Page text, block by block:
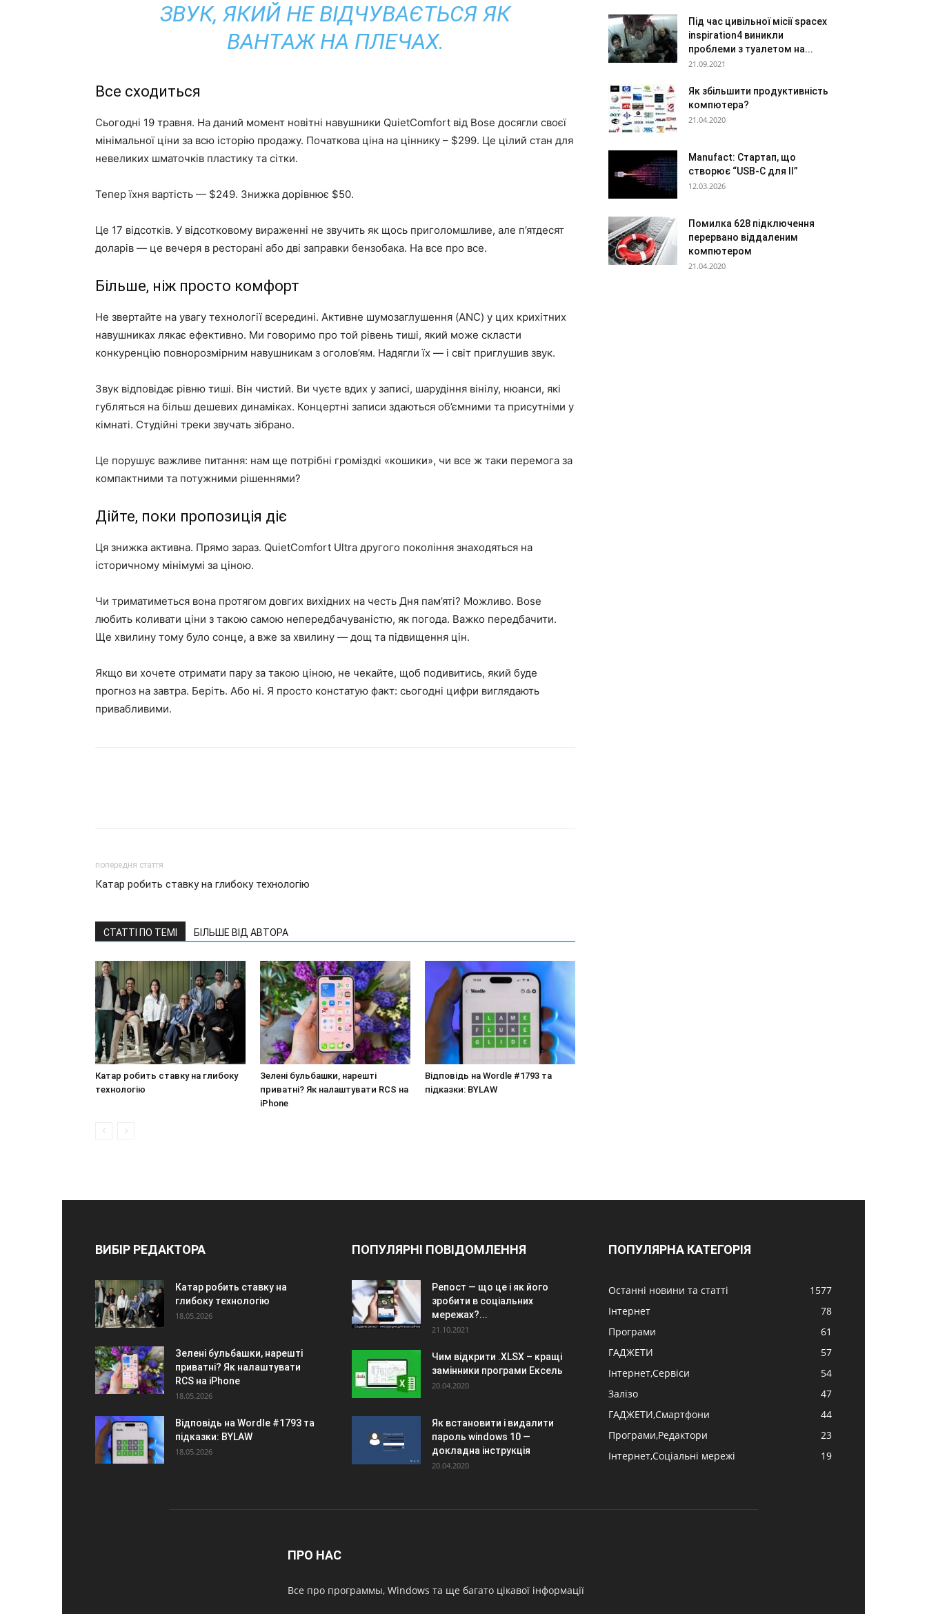
ЗВУК, ЯКИЙ НЕ ВІДЧУВАЄТЬСЯ ЯК
ВАНТАЖ НА ПЛЕЧАХ.
Все сходиться
Сьогодні 19 травня. На даний момент новітні навушники QuietComfort від Bose досягли своєї
мінімальної ціни за всю історію продажу. Початкова ціна на ціннику – $299. Це цілий стан для
невеликих шматочків пластику та сітки.
Тепер їхня вартість — $249. Знижка дорівнює $50.
Це 17 відсотків. У відсотковому вираженні не звучить як щось приголомшливе, але п’ятдесят
доларів — це вечеря в ресторані або дві заправки бензобака. На все про все.
Більше, ніж просто комфорт
Не звертайте на увагу технології всередині. Активне шумозаглушення (ANC) у цих крихітних
навушниках лякає ефективно. Ми говоримо про той рівень тиші, який може скласти
конкуренцію повнорозмірним навушникам з оголов’ям. Надягли їх — і світ приглушив звук.
Звук відповідає рівню тиші. Він чистий. Ви чуєте вдих у записі, шарудіння вінілу, нюанси, які
губляться на більш дешевих динаміках. Концертні записи здаються об’ємними та присутніми у
кімнаті. Студійні треки звучать зібрано.
Це порушує важливе питання: нам ще потрібні громіздкі «кошики», чи все ж таки перемога за
компактними та потужними рішеннями?
Дійте, поки пропозиція діє
Ця знижка активна. Прямо зараз. QuietComfort Ultra другого покоління знаходяться на
історичному мінімумі за ціною.
Чи триматиметься вона протягом довгих вихідних на честь Дня пам’яті? Можливо. Bose
любить коливати ціни з такою самою непередбачуваністю, як погода. Важко передбачити.
Ще хвилину тому було сонце, а вже за хвилину — дощ та підвищення цін.
Якщо ви хочете отримати пару за такою ціною, не чекайте, щоб подивитись, який буде
прогноз на завтра. Беріть. Або ні. Я просто констатую факт: сьогодні цифри виглядають
привабливими.
попередня стаття
Катар робить ставку на глибоку технологію
СТАТТІ ПО ТЕМІ БІЛЬШЕ ВІД АВТОРА
Катар робить ставку на глибоку
технологію
Зелені бульбашки, нарешті
приватні? Як налаштувати RCS на
iPhone
Відповідь на Wordle #1793 та
підказки: BYLAW
Під час цивільної місії spacex
inspiration4 виникли
проблеми з туалетом на...
21.09.2021
Як збільшити продуктивність
компютера?
21.04.2020
Manufact: Стартап, що
створює “USB-C для ІІ”
12.03.2026
Помилка 628 підключення
перервано віддаленим
компютером
21.04.2020
ВИБІР РЕДАКТОРА
Катар робить ставку на
глибоку технологію
18.05.2026
Зелені бульбашки, нарешті
приватні? Як налаштувати
RCS на iPhone
18.05.2026
Відповідь на Wordle #1793 та
підказки: BYLAW
18.05.2026
ПОПУЛЯРНІ ПОВІДОМЛЕННЯ
Репост — що це і як його
зробити в соціальних
мережах?...
21.10.2021
Чим відкрити .XLSX – кращі
замінники програми Ексель
20.04.2020
Як встановити і видалити
пароль windows 10 —
докладна інструкція
20.04.2020
ПОПУЛЯРНА КАТЕГОРІЯ
Останні новини та статті
1577
Інтернет
78
Програми
61
ГАДЖЕТИ
57
Інтернет,Сервіси
54
Залізо
47
ГАДЖЕТИ,Смартфони
44
Програми,Редактори
23
Інтернет,Соціальні мережі
19
ПРО НАС
Все про программы, Windows та ще багато цікавої інформації